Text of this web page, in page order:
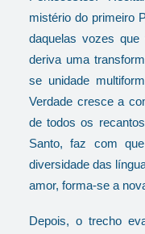
mistério do primeiro
daquelas vozes
deriva uma
se unidade
Verdade cresce a
de todos os
Santo, faz com
diversidade das
amor, forma-se a
Depois, o trecho